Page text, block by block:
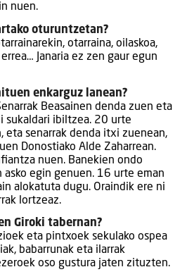
nuen.
oturuntzetan?
otarraina, oilaskoa,
Janaria ez zen gaur egun
enkarguz lanean?
Beasainen denda zuen eta
sukaldari ibiltzea. 20 urte
eta senarrak denda itxi zuenean,
Donostiako Alde Zaharrean.
nuen. Banekien ondo
asko egin genuen. 16 urte eman
alokatuta dugu. Oraindik ere ni
lortzeaz.
Giroki tabernan?
eta pintxoek sekulako ospea
babarrunak eta ilarrak
oso gustura jaten zituzten.